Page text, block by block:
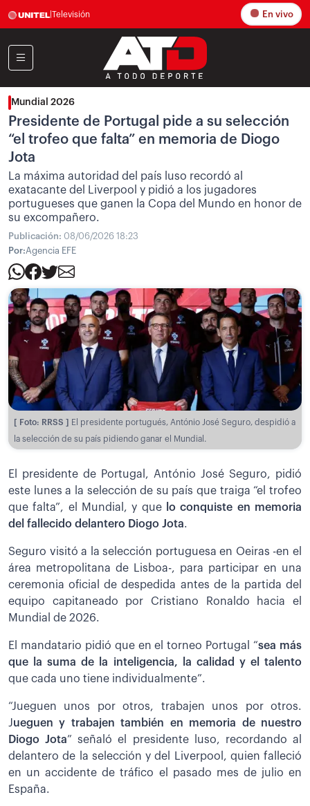
Televisión En vivo
Mundial 2026
Presidente de Portugal pide a su selección
“el trofeo que falta” en memoria de Diogo
Jota
La máxima autoridad del país luso recordó al
exatacante del Liverpool y pidió a los jugadores
portugueses que ganen la Copa del Mundo en honor de
su excompañero.
Publicación: 08/06/2026 18:23
Por:Agencia EFE
[ Foto: RRSS ]
El presidente portugués, António José Seguro, despidió a
la selección de su país pidiendo ganar el Mundial.
El presidente de Portugal, António José Seguro, pidió
este lunes a la selección de su país que traiga “el trofeo
que falta”, el Mundial, y que
lo conquiste en memoria
del fallecido delantero Diogo Jota.
Seguro visitó a la selección portuguesa en Oeiras -en el
área metropolitana de Lisboa-, para participar en una
ceremonia oficial de despedida antes de la partida del
equipo capitaneado por Cristiano Ronaldo hacia el
Mundial de 2026.
El mandatario pidió que en el torneo Portugal “sea más
que la suma de la inteligencia, la calidad y el talento
que cada uno tiene individualmente”.
“Jueguen unos por otros, trabajen unos por otros.
Jueguen y trabajen también en memoria de nuestro
Diogo Jota” señaló el presidente luso, recordando al
delantero de la selección y del Liverpool, quien falleció
en un accidente de tráfico el pasado mes de julio en
España.